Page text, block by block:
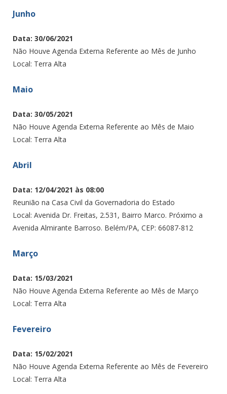
Junho
Data: 30/06/2021
Não Houve Agenda Externa Referente ao Mês de Junho
Local: Terra Alta
Maio
Data: 30/05/2021
Não Houve Agenda Externa Referente ao Mês de Maio
Local: Terra Alta
Abril
Data: 12/04/2021 às 08:00
Reunião na Casa Civil da Governadoria do Estado
Local: Avenida Dr. Freitas, 2.531, Bairro Marco. Próximo a
Avenida Almirante Barroso. Belém/PA, CEP: 66087-812
Março
Data: 15/03/2021
Não Houve Agenda Externa Referente ao Mês de Março
Local: Terra Alta
Fevereiro
Data: 15/02/2021
Não Houve Agenda Externa Referente ao Mês de Fevereiro
Local: Terra Alta